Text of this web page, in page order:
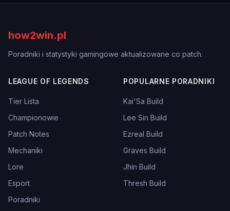
how2win.pl
Poradniki i statystyki gamingowe aktualizowane co patch.
LEAGUE OF LEGENDS
Tier Lista
Championowie
Patch Notes
Mechaniki
Lore
Esport
Poradniki
POPULARNE PORADNIKI
Kai'Sa Build
Lee Sin Build
Ezreal Build
Graves Build
Jhin Build
Thresh Build